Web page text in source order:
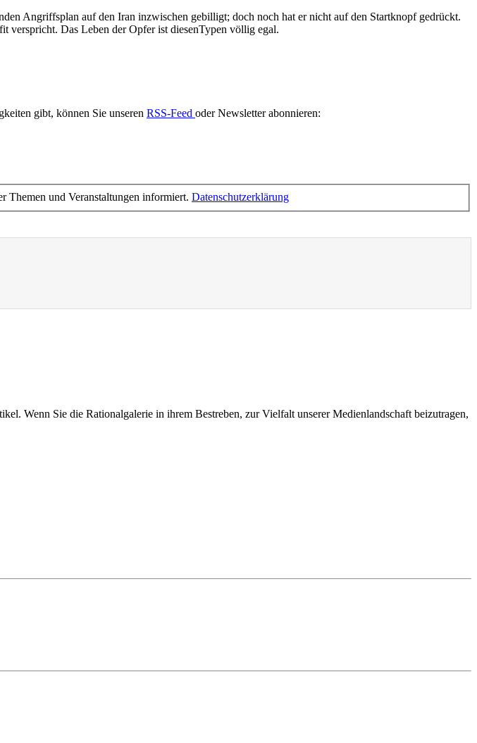
Angriffsplan auf den Iran inzwischen gebilligt; doch noch hat er nicht auf den Startknopf gedrückt.
verspricht. Das Leben der Opfer ist diesenTypen völlig egal.
gibt, können Sie unseren RSS-Feed oder Newsletter abonnieren:
Themen und Veranstaltungen informiert. Datenschutzerklärung
Wenn Sie die Rationalgalerie in ihrem Bestreben, zur Vielfalt unserer Medienlandschaft beizutragen,